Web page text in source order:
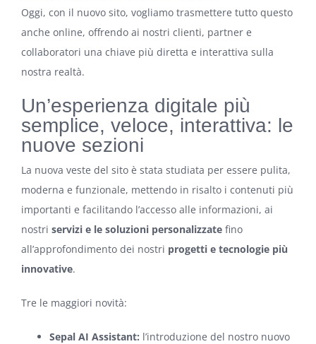
Oggi, con il nuovo sito, vogliamo trasmettere tutto questo
anche online, offrendo ai nostri clienti, partner e
collaboratori una chiave più diretta e interattiva sulla
nostra realtà.
Un’esperienza digitale più
semplice, veloce, interattiva: le
nuove sezioni
La nuova veste del sito è stata studiata per essere pulita,
moderna e funzionale, mettendo in risalto i contenuti più
importanti e facilitando l’accesso alle informazioni, ai
nostri servizi e le soluzioni personalizzate fino
all’approfondimento dei nostri progetti e tecnologie più
innovative.
Tre le maggiori novità:
Sepal AI Assistant: l’introduzione del nostro nuovo